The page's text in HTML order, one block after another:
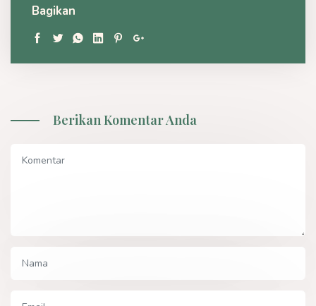
Bagikan
Berikan Komentar Anda